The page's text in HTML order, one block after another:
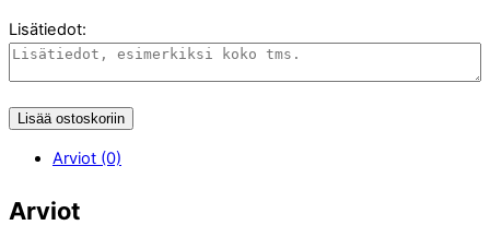
Lisätiedot:
Lisää ostoskoriin
Arviot (0)
Arviot